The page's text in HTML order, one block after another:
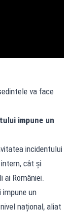
va face
impune un
incidentului
cât și
ai României.
impune un
național, aliat